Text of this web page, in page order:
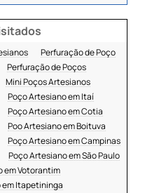
Perfuração de Poço
Perfuração de Poços
Mini Poços Artesianos
Poço Artesiano em Itaí
Poço Artesiano em Cotia
Poo Artesiano em Boituva
Poço Artesiano em Campinas
Poço Artesiano em São Paulo
em Votorantim
Itapetininga